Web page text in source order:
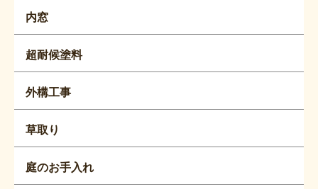
内窓
超耐候塗料
外構工事
草取り
庭のお手入れ